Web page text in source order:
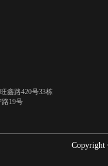
鑫路420号33栋
19号